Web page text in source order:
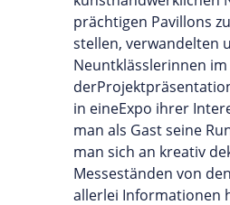
prächtigen Pavillons
stellen, verwandelten
Neuntklässlerinnen im
in eineExpo ihrer
man als Gast seine
man sich an kreativ
Messeständen von
allerlei Informationen